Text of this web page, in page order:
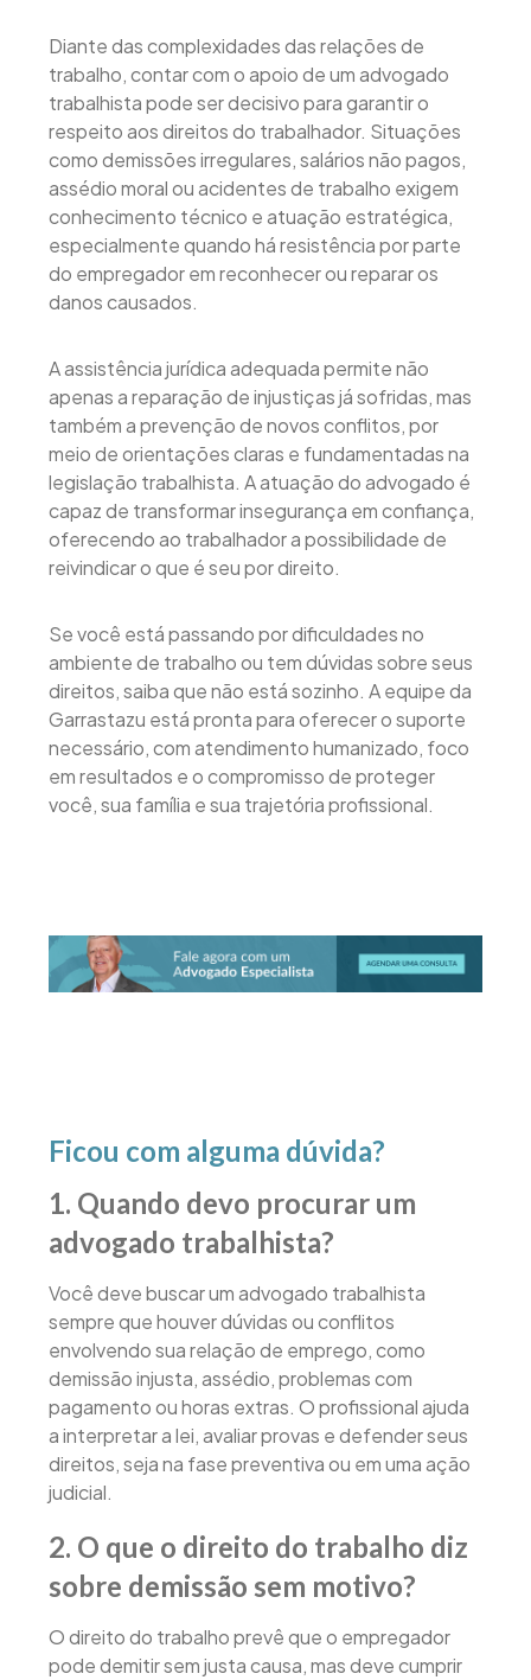
Diante das complexidades das relações de
trabalho, contar com o apoio de um advogado
trabalhista pode ser decisivo para garantir o
respeito aos direitos do trabalhador. Situações
como demissões irregulares, salários não pagos,
assédio moral ou acidentes de trabalho exigem
conhecimento técnico e atuação estratégica,
especialmente quando há resistência por parte
do empregador em reconhecer ou reparar os
danos causados.
A assistência jurídica adequada permite não
apenas a reparação de injustiças já sofridas, mas
também a prevenção de novos conflitos, por
meio de orientações claras e fundamentadas na
legislação trabalhista. A atuação do advogado é
capaz de transformar insegurança em confiança,
oferecendo ao trabalhador a possibilidade de
reivindicar o que é seu por direito.
Se você está passando por dificuldades no
ambiente de trabalho ou tem dúvidas sobre seus
direitos, saiba que não está sozinho. A equipe da
Garrastazu está pronta para oferecer o suporte
necessário, com atendimento humanizado, foco
em resultados e o compromisso de proteger
você, sua família e sua trajetória profissional.
Ficou com alguma dúvida?
1. Quando devo procurar um
advogado trabalhista?
Você deve buscar um advogado trabalhista
sempre que houver dúvidas ou conflitos
envolvendo sua relação de emprego, como
demissão injusta, assédio, problemas com
pagamento ou horas extras. O profissional ajuda
a interpretar a lei, avaliar provas e defender seus
direitos, seja na fase preventiva ou em uma ação
judicial.
2. O que o direito do trabalho diz
sobre demissão sem motivo?
O direito do trabalho prevê que o empregador
pode demitir sem justa causa, mas deve cumprir